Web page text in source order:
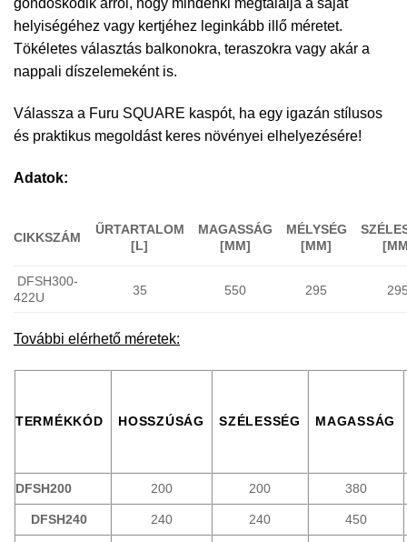
gondoskodik arról, hogy mindenki megtalálja a saját
helyiségéhez vagy kertjéhez leginkább illő méretet.
Tökéletes választás balkonokra, teraszokra vagy akár a
nappali díszelemeként is.
Válassza a Furu SQUARE kaspót, ha egy igazán stílusos
és praktikus megoldást keres növényei elhelyezésére!
Adatok:
CIKKSZÁM
ŰRTARTALOM
[L]
MAGASSÁG
[MM]
MÉLYSÉG
[MM]
DFSH300-
422U
35 550 295
További elérhető méretek:
TERMÉKKÓD HOSSZÚSÁG SZÉLESSÉG MAGASSÁG
DFSH200 200 200 380
DFSH240 240 240 450